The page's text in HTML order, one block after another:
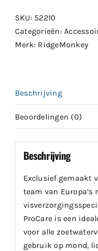
SKU: 52210
Categorieën:
Merk: RidgeMonkey
Beschrijving
Beoordelingen (0)
Beschrijving
Exclusief gemaakt
team van Europa’s
ProCare is een
voor alle
gebruik op mond,